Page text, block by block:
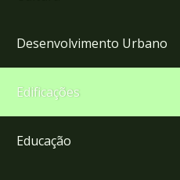
Desenvolvimento Urbano
Edificações
Educação